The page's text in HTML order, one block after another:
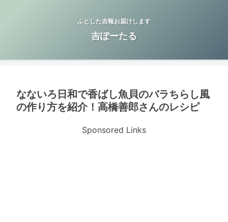
ふとした吉報お届けします
吉ぽーたる
なないろ日和で香ばし魚貝のバラちらし風
の作り方を紹介！高橋善郎さんのレシピ
Sponsored Links